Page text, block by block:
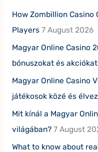
How Zombillion Casino
Players 7 August 2026
Magyar Online Casino
bónuszokat és akciókat
Magyar Online Casino
játékosok közé és
Mit kínál a Magyar
világában? 7 August
What to know about